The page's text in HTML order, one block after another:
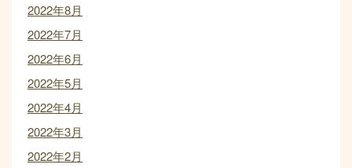
2022年8月
2022年7月
2022年6月
2022年5月
2022年4月
2022年3月
2022年2月